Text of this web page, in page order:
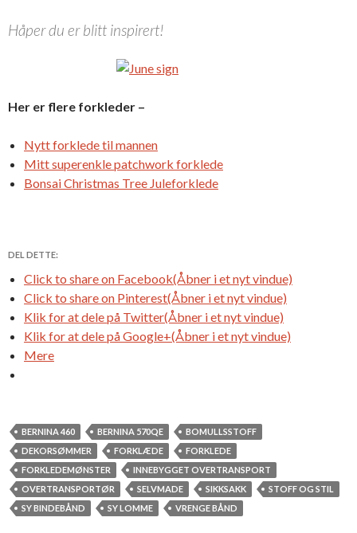
Håper du er blitt inspirert!
Her er flere forkleder –
Nytt forklede til mannen
Mitt superenkle patchwork forklede
Bonsai Christmas Tree Juleforklede
DEL DETTE:
Click to share on Facebook(Åbner i et nyt vindue)
Click to share on Pinterest(Åbner i et nyt vindue)
Klik for at dele på Twitter(Åbner i et nyt vindue)
Klik for at dele på Google+(Åbner i et nyt vindue)
Mere
BERNINA 460 BERNINA 570QE
BOMULLSSTOFF
DEKORSØMMER
FORKLÆDE
FORKLEDE
FORKLEDEMØNSTER
INNEBYGGET OVERTRANSPORT
OVERTRANSPORTØR
SELVMADE SIKKSAKK
STOFF OG STIL
SY BINDEBÅND
SY LOMME VRENGE BÅND